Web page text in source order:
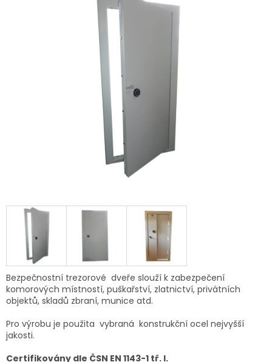
Bezpečnostní trezorové dveře slouží k zabezpečení
komorových místností, puškařství, zlatnictví, privátních
objektů, skladů zbraní, munice atd.
Pro výrobu je použita vybraná konstrukční ocel nejvyšší
jakosti.
Certifikovány dle ČSN EN 1143-1 tř. I.